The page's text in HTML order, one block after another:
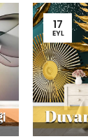
17
EYL